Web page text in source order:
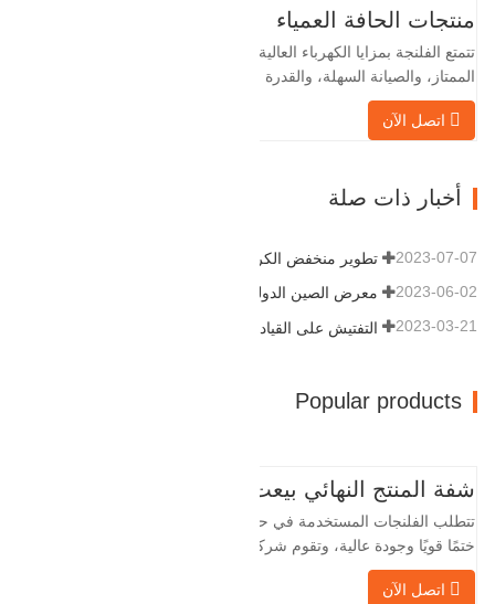
السنوي للمطروقات 30,000 طن. بشكل
رئيسي في السيارات والآلات الهيدروليكية
وتوليد طاقة الرياح وقطع…
منتجات الحافة العمياء
تتمتع الفلنجة بمزايا الكهرباء العالية، والختم
الممتاز، والصيانة السهلة، والقدرة على
التكيف القوية وقابلية إعادة الاستخدام، مما
يجعلها عاملاً أساسيًا وأساسيًا في نظام
الداخلي 57.76 القطر الخارجي 304.…
اتصل الآن
أخبار ذات صلة
تطوير منخفض الكربون وعالي الجودة 2023-07-07
معرض الصين الدولي للبترول 2023-06-02
التفتيش على القيادة 2023-03-21
Popular products
شفة المنتج النهائي بيعت
تتطلب الفلنجات المستخدمة في حقول النفط
الخاصة بنا بمعالجة الفلنجات في حقول النفط
لسنوات عديدة وتقوم بتصديرها بشكل غير
اتصل الآن